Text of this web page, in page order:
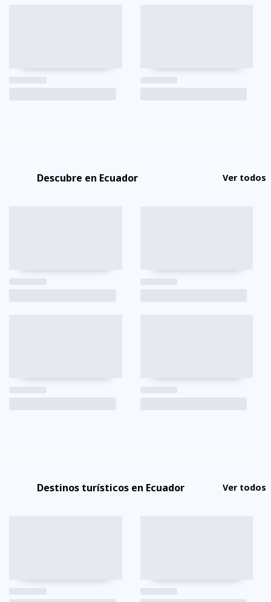
Descubre en Ecuador Ver todos
Destinos turísticos en Ecuador Ver todos